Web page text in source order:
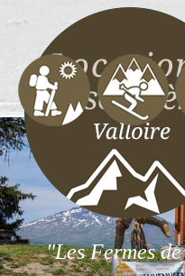
U
u c
"Les Fermes de